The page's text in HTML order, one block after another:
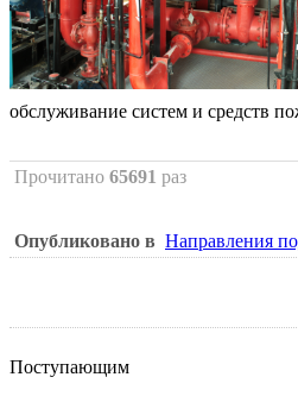
обслуживание систем и средств
Прочитано 65691 раз
Опубликовано в Направления
Поступающим